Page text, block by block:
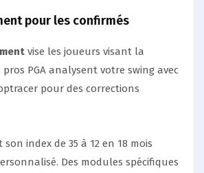
pour les confirmés
vise les joueurs visant la
PGA analysent votre swing avec
pour des corrections
index de 35 à 12 en 18 mois
Des modules spécifiques